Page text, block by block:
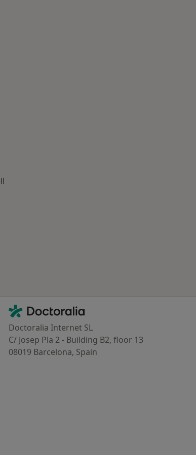
Contacto
Doctoralia - Página de inicio
Doctoralia Internet SL
C/ Josep Pla 2 - Building B2, floor 13
08019 Barcelona, Spain